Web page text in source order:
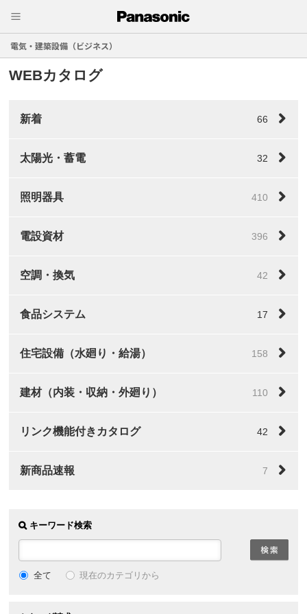
電気・建築設備（ビジネス）
WEBカタログ
新着 66
太陽光・蓄電 32
照明器具 410
電設資材 396
空調・換気 42
食品システム 17
住宅設備（水廻り・給湯） 158
建材（内装・収納・外廻り） 110
リンク機能付きカタログ 42
新商品速報 7
キーワード検索
全て 現在のカテゴリから